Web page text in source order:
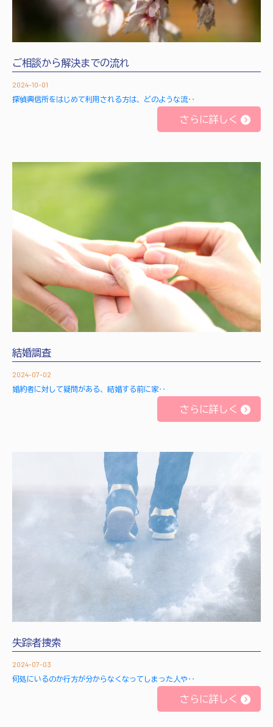
ご相談から解決までの流れ
2024-10-01
探偵興信所をはじめて利用される方は、どのような流‥
さらに詳しく
結婚調査
2024-07-02
婚約者に対して疑問がある、結婚する前に家‥
さらに詳しく
失踪者捜索
2024-07-03
何処にいるのか行方が分からなくなってしまった人や‥
さらに詳しく